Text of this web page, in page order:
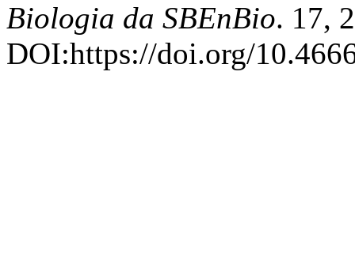
Biologia da SBEnBio. 17,
DOI:https://doi.org/